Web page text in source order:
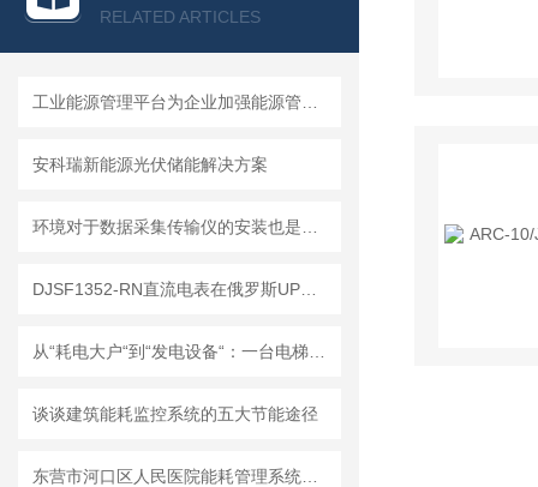
RELATED ARTICLES
安科瑞新能源光伏储能解决方案
谈谈建筑能耗监控系统的五大节能途径